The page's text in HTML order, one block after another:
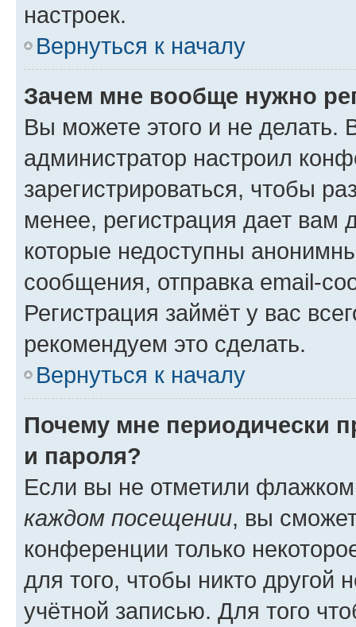
настроек.
Вернуться к началу
Зачем мне вообще нужно
Вы можете этого и не делать.
администратор настроил
зарегистрироваться, чтобы
менее, регистрация дает вам
которые недоступны
сообщения, отправка email-
Регистрация займёт у вас
рекомендуем это сделать.
Вернуться к началу
Почему мне периодически
и пароля?
Если вы не отметили
каждом посещении, вы
конференции только
для того, чтобы никто другой
учётной записью. Для того